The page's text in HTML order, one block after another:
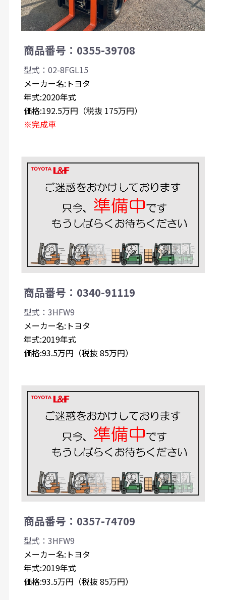
商品番号：0355-39708
型式：02-8FGL15
メーカー名:トヨタ
年式:2020年式
価格:192.5万円（税抜 175万円）
※完成車
商品番号：0340-91119
型式：3HFW9
メーカー名:トヨタ
年式:2019年式
価格:93.5万円（税抜 85万円）
商品番号：0357-74709
型式：3HFW9
メーカー名:トヨタ
年式:2019年式
価格:93.5万円（税抜 85万円）